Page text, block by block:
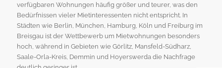
verfügbaren Wohnungen häufig größer und teurer, was den
Bedürfnissen vieler Mietinteressenten nicht entspricht. In
Städten wie Berlin, München, Hamburg, Köln und Freiburg im
Breisgau ist der Wettbewerb um Mietwohnungen besonders
hoch, während in Gebieten wie Görlitz, Mansfeld-Südharz,
Saale-Orla-Kreis, Demmin und Hoyerswerda die Nachfrage